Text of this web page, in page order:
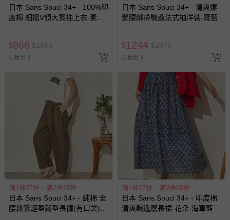
部分商品依據消費者保護法的規定，不適用七天鑑賞期/猶
豫期範圍：
客製化商品（例如客製生日書、姓名貼等）。
新費用）。
經消費者拆封之影音商品或電腦軟體（例如 DVD、CD
等）。
非以有形媒介提供之數位內容或一經提供即為完成之線
上服務，經消費者事先同意始提供（例如線上課程、遊
戲或活動點數等）。
已拆封之以下類型商品：
-個人衛生用品（例如尿布、貼身衣物、泳裝、襪子、地
墊、寢具類等）。
-新生兒親膚衣物（嬰幼兒包巾與背巾、包屁衣、學習
褲、紗布衣等）。
-接觸性孕哺產品（奶嘴、奶瓶、擠乳器、哺乳衣、托腹
日本 Sans Souci 34+ - 100%印
度棉 細摺V領大寬袖上衣-素面-
$866 $1653
已售出 4
日本 Sans Souci 34+ - 清爽嫘
縈腰綁帶飄逸法式袖洋裝-寶藍
$1244 $2374
已售出 4
滿1件77折，滿2件55折
日本 Sans Souci 34+ - 純棉 全
腰鬆緊輕盈繭型長褲(有口袋)-
滿1件77折，滿2件55折
日本 Sans Souci 34+ - 印度棉
清爽飄逸感長裙-花朵-海軍藍